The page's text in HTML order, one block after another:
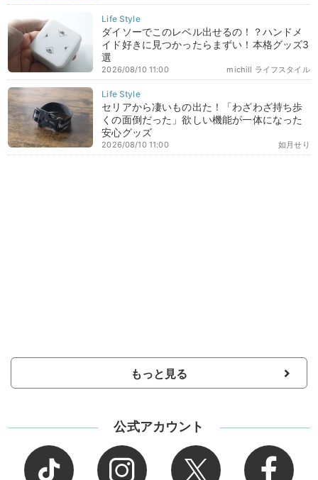
ダイソーでこのレベル出せるの！？ハンドメ
イド好きに見つかったらまずい！本格グッズ3
選
michill ライフスタイル
2026/08/10 11:00
セリアから凄いもの出た！「わざわざ持ち歩
くの面倒だった」欲しい機能が一体になった
安心グッズ
如月せり
2026/08/10 11:00
もっと見る
公式アカウント